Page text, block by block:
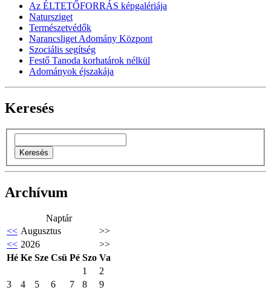
Az ÉLTETŐFORRÁS képgalériája
Natursziget
Természetvédők
Narancsliget Adomány Központ
Szociális segítség
Festő Tanoda korhatárok nélkül
Adományok éjszakája
Keresés
Archívum
Naptár
<< Augusztus
>>
<< 2026
>>
Hé Ke Sze Csü Pé Szo Va
1
2
3
4 5 6 7 8
9